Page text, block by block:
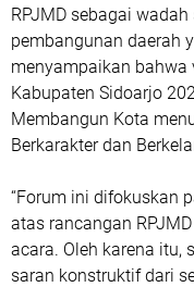
RPJMD sebagai
pembangunan daerah
menyampaikan bahwa
Kabupaten Sidoarjo
Membangun Kota
Berkarakter dan
“Forum ini difokuskan
atas rancangan
acara. Oleh karena itu,
saran konstruktif dari